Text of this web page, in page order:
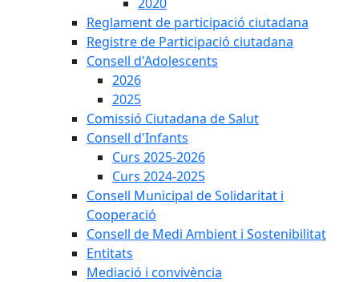
Reglament de participació ciutadana
Registre de Participació ciutadana
Consell d'Adolescents
2026
2025
Comissió Ciutadana de Salut
Consell d'Infants
Curs 2025-2026
Curs 2024-2025
Consell Municipal de Solidaritat i
Cooperació
Consell de Medi Ambient i Sostenibilitat
Entitats
Mediació i convivència